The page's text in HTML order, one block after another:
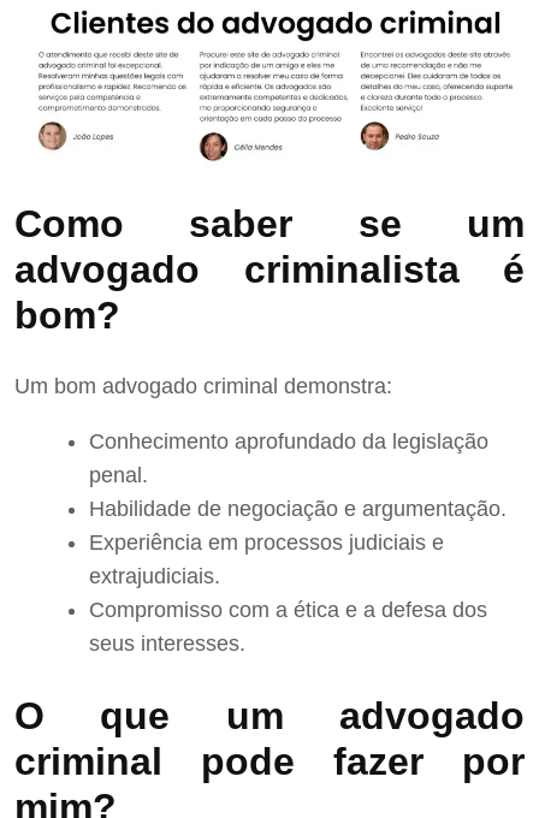
Como saber se um
advogado criminalista é
bom?
Um bom advogado criminal demonstra:
Conhecimento aprofundado da legislação
penal.
Habilidade de negociação e argumentação.
Experiência em processos judiciais e
extrajudiciais.
Compromisso com a ética e a defesa dos
seus interesses.
O que um advogado
criminal pode fazer por
mim?